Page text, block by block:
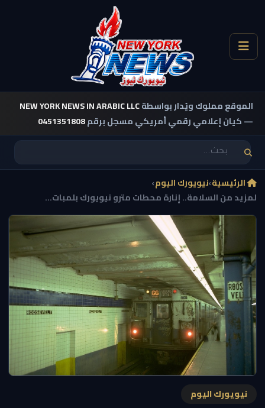
الموقع مملوك ويُدار بواسطةNEW YORK NEWS IN ARABIC LLC
— كيان إعلامي رقمي أمريكي مسجل برقم0451351808
الرئيسية›نيويورك اليوم›
لمزيد من السلامة.. إنارة محطات مترو نيويورك بلمبات...
نيويورك اليوم